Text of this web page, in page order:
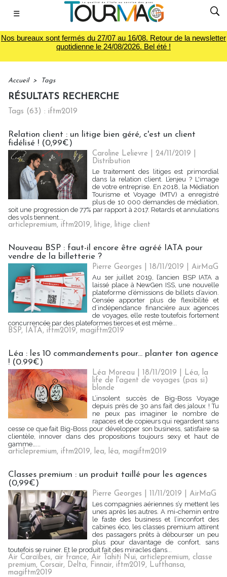
☰
Nos bureaux sont fermés du 27/07 au 16/08. Retour de la newsletter
quotidienne le 24/08/2026. Bel été !
Accueil > Tags
RÉSULTATS RECHERCHE
Tags (63) : iftm2019
Relation client : un litige bien géré, c'est un client
fidélisé ! (0,99€)
Caroline Lelievre | 24/11/2019
Distribution
Le traitement des litiges est primordial
dans la relation client. L’enjeu ? L'image
de votre entreprise. En 2018, la Médiation
Tourisme et Voyage (MTV) a enregistré
plus de 10 000 demandes de médiation,
soit une progression de 77% par rapport à 2017. Retards et annulations
des vols tiennent...
articlepremium, iftm2019, litige, litige client
Nouveau BSP : faut-il encore être agréé IATA pour
vendre de la billetterie ?
Pierre Georges | 18/11/2019 |AirMaG
Au 1er juillet 2019, l’ancien BSP IATA a
laissé place à NewGen ISS, une nouvelle
plateforme d’émissions de billets d’avion.
Censée apporter plus de flexibilité et
d’indépendance financière aux agences
de voyages, elle reste toutefois fortement
concurrencée par des plateformes tierces et est même...
BSP, IATA, iftm2019, magiftm2019
Léa : les 10 commandements pour... planter ton agence
! (0.99€)
Léa Moreau | 18/11/2019
Léa, la
life de l'agent de voyages (pas si)
blonde
L’insolent succès de Big-Boss Voyage
depuis près de 30 ans fait des jaloux ! Tu
ne peux pas imaginer le nombre de
rapaces et de copieurs qui regardent sans
cesse ce que fait Big-Boss pour développer son business, satisfaire sa
clientèle, innover dans des propositions toujours sexy et haut de
gamme…...
articlepremium, iftm2019, lea, léa, magiftm2019
Classes premium : un produit taillé pour les agences
(0,99€)
Pierre Georges | 11/11/2019 |AirMaG
Les compagnies aériennes s’y mettent les
unes après les autres. A mi-chemin entre
le faste des business et l’inconfort des
cabines éco, les classes premium attirent
des passagers prêts à débourser un peu
plus pour davantage de confort, sans
toutefois se ruiner. Et le produit fait des miracles dans...
Air Caraïbes, air france, Air Tahiti Nui, articlepremium, classe
premium, Corsair, Delta, Finnair, iftm2019, Lufthansa,
magiftm2019